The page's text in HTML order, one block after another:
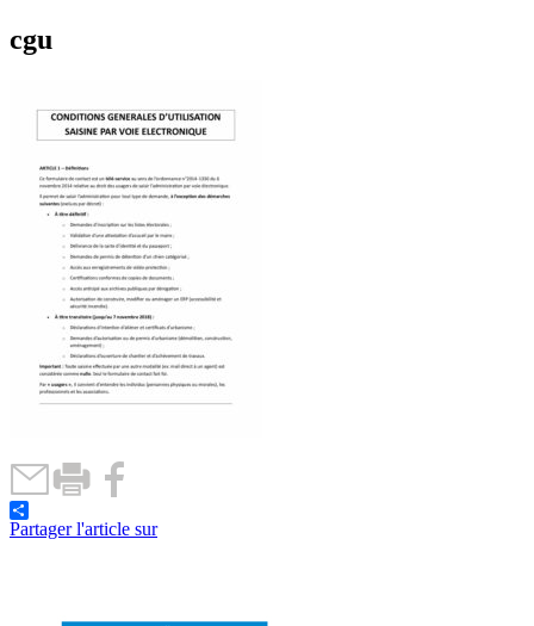
cgu
Partager l'article sur